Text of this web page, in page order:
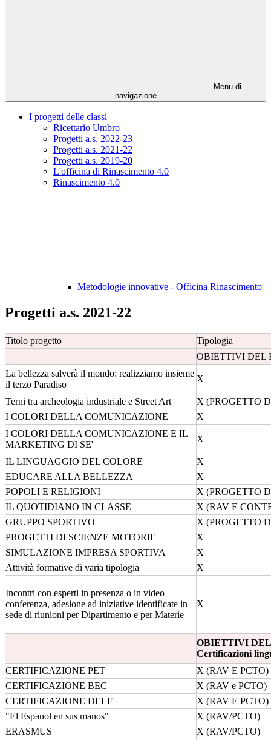
Menu di
navigazione
I progetti delle classi
Ricettario Umbro
Progetti a.s. 2022-23
Progetti a.s. 2021-22
Progetti a.s. 2019-20
L'officina di Rinascimento 4.0
Rinascimento 4.0
Metodologie innovative - Officina Rinascimento
Progetti a.s. 2021-22
Titolo progetto
Tipologia
OBIETTIVI DEL
La bellezza salverà il mondo: realizziamo insieme
il terzo Paradiso
X
Terni tra archeologia industriale e Street Art
X (PROGETTO
I COLORI DELLA COMUNICAZIONE
X
I COLORI DELLA COMUNICAZIONE E IL
MARKETING DI SE'
X
IL LINGUAGGIO DEL COLORE
X
EDUCARE ALLA BELLEZZA
X
POPOLI E RELIGIONI
X (PROGETTO
IL QUOTIDIANO IN CLASSE
X (RAV E
GRUPPO SPORTIVO
X (PROGETTO
PROGETTI DI SCIENZE MOTORIE
X
SIMULAZIONE IMPRESA SPORTIVA
X
Attività formative di varia tipologia
X
Incontri con esperti in presenza o in video
conferenza, adesione ad iniziative identificate in
sede di riunioni per Dipartimento e per Materie
X
OBIETTIVI
Certificazioni
CERTIFICAZIONE PET
X (RAV E PCTO)
CERTIFICAZIONE BEC
X (RAV e PCTO)
CERTIFICAZIONE DELF
X (RAV E PCTO)
"El Espanol en sus manos"
X (RAV/PCTO)
ERASMUS
X (RAV/PCTO)